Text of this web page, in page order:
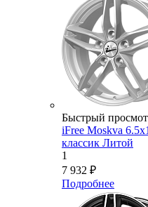
Быстрый
iFree Moskva
классик Литой
1
7 932 ₽
Подробнее